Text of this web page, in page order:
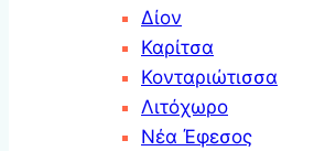
Δίον
Καρίτσα
Κονταριώτισσα
Λιτόχωρο
Νέα Έφεσος